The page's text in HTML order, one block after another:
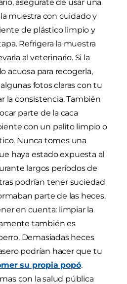
asegúrate de usar una
muestra con cuidado y
de plástico limpio y
Refrigera la muestra
al veterinario. Si la
acuosa para recogerla,
fotos claras con tu
la consistencia. También
parte de la caca
con un palito limpio o
Nunca tomes una
haya estado expuesta al
largos períodos de
podrían tener suciedad
parte de las heces.
en cuenta: limpiar la
también es
Demasiadas heces
podrían hacer que tu
su propia popó.
con la salud pública